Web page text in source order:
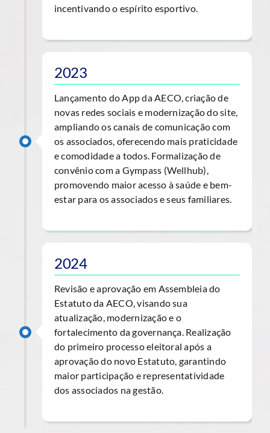
incentivando o espírito esportivo.
2023
Lançamento do App da AECO, criação de
novas redes sociais e modernização do site,
ampliando os canais de comunicação com
os associados, oferecendo mais praticidade
e comodidade a todos. Formalização de
convênio com a Gympass (Wellhub),
promovendo maior acesso à saúde e bem-
estar para os associados e seus familiares.
2024
Revisão e aprovação em Assembleia do
Estatuto da AECO, visando sua
atualização, modernização e o
fortalecimento da governança. Realização
do primeiro processo eleitoral após a
aprovação do novo Estatuto, garantindo
maior participação e representatividade
dos associados na gestão.